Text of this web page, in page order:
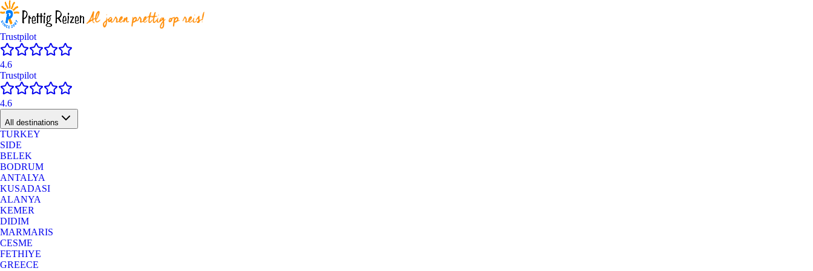
Trustpilot
4.6
Trustpilot
4.6
All destinations
TURKEY
SIDE
BELEK
BODRUM
ANTALYA
KUSADASI
ALANYA
KEMER
DIDIM
MARMARIS
CESME
FETHIYE
GREECE